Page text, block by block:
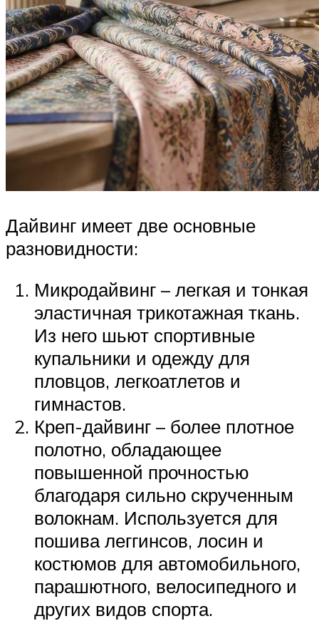
Дайвинг имеет две основные
разновидности:
Микродайвинг – легкая и тонкая
эластичная трикотажная ткань.
Из него шьют спортивные
купальники и одежду для
пловцов, легкоатлетов и
гимнастов.
Креп-дайвинг – более плотное
полотно, обладающее
повышенной прочностью
благодаря сильно скрученным
волокнам. Используется для
пошива леггинсов, лосин и
костюмов для автомобильного,
парашютного, велосипедного и
других видов спорта.